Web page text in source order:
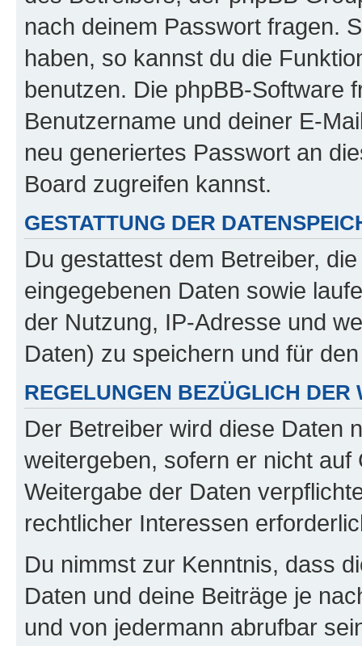
nach deinem Passwort fragen.
haben, so kannst du die
benutzen. Die phpBB-Software
Benutzername und deiner E-
neu generiertes Passwort an
Board zugreifen kannst.
GESTATTUNG DER
Du gestattest dem Betreiber,
eingegebenen Daten sowie
der Nutzung, IP-Adresse und
Daten) zu speichern und für
REGELUNGEN BEZÜGLICH DER
Der Betreiber wird diese Daten
weitergeben, sofern er nicht
Weitergabe der Daten
rechtlicher Interessen
Du nimmst zur Kenntnis, dass
Daten und deine Beiträge je
und von jedermann abrufbar